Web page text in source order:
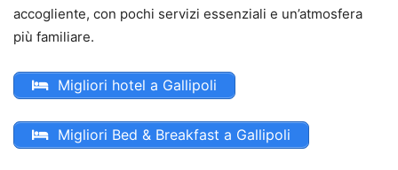
accogliente, con pochi servizi essenziali e un’atmosfera
più familiare.
Migliori hotel a Gallipoli
Migliori Bed & Breakfast a Gallipoli